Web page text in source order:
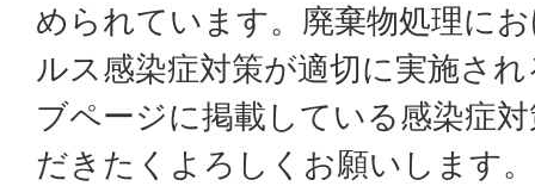
められています。廃棄物処理に
ルス感染症対策が適切に実施さ
ブページに掲載している感染症
だきたくよろしくお願いします。